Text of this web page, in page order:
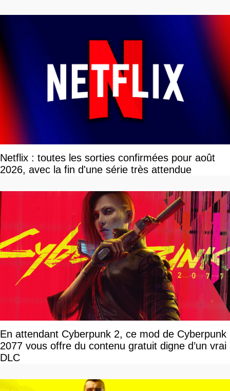
Netflix : toutes les sorties confirmées pour août
2026, avec la fin d'une série très attendue
En attendant Cyberpunk 2, ce mod de Cyberpunk
2077 vous offre du contenu gratuit digne d’un vrai
DLC